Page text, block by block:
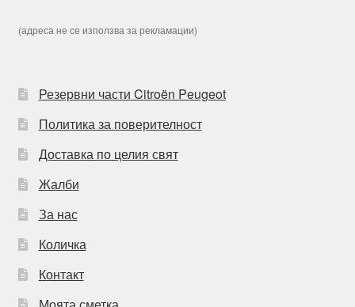
(адреса не се използва за рекламации)
Резервни части Citroën Peugeot
Политика за поверителност
Доставка по целия свят
Жалби
За нас
Количка
Контакт